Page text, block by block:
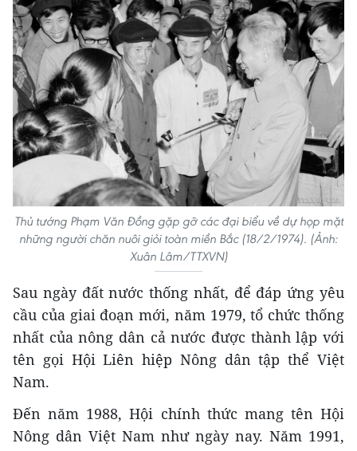
Thủ tướng Phạm Văn Đồng gặp gỡ các đại biểu về dự họp mặt
những người chăn nuôi giỏi toàn miền Bắc (18/2/1974). (Ảnh:
Xuân Lâm/TTXVN)
Sau ngày đất nước thống nhất, để đáp ứng yêu
cầu của giai đoạn mới, năm 1979, tổ chức thống
nhất của nông dân cả nước được thành lập với
tên gọi Hội Liên hiệp Nông dân tập thể Việt
Nam.
Đến năm 1988, Hội chính thức mang tên Hội
Nông dân Việt Nam như ngày nay. Năm 1991,